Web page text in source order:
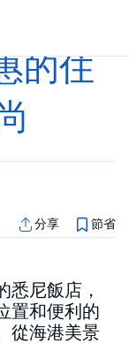
的住
分享 節省
悉尼飯店，
置和便利的
從海港美景